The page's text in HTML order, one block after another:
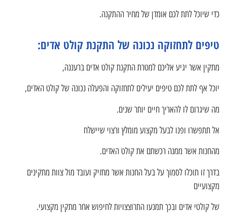
כדי שיוכל לתת לכם אומדן של מחיר ההתקנה.
טיפים לתחזוקה נכונה של התקנת קולט אדים:
מתקין אשר יגיע אליכם למטרת התקנת קולט אדים ברעננה,
יוכל אף לתת לכם טיפים יעילים לתחזוקה והפעלה נכונה של קולט האדים,
מה שיגרום לו להאריך חיים יותר שנים.
אל תתפשרו ופנו לבעל מקצוע מומלץ ורצוי שיישלח
מהחנות אשר ממנה רכשתם את קולט האדים.
בדרך זו תוכלו לסמוך על בעל החנות אשר מחזיק ועובד מול צוות מתקינים
מקצועיים
של קולטי אדים ובכך תמנעו התרוצצויות לחיפוש אחר מתקין מקצועי.